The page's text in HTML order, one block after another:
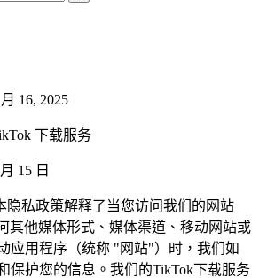
16, 2025
下载服务
15 日
隐私政策解释了当您访问我们的网站
其他媒体形式、媒体渠道、移动网站或
应用程序（统称 "网站"）时，我们如
保护您的信息。我们的TikTok下载服务